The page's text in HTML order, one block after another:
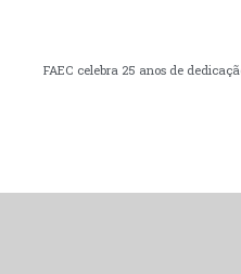
FAEC celebra 25 anos de